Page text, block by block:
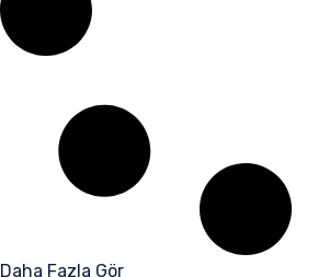
Daha Fazla Gör